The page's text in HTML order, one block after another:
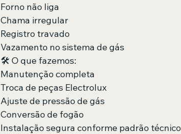
Forno não liga
Chama irregular
Registro travado
Vazamento no sistema de gás
🛠️ O que fazemos:
Manutenção completa
Troca de peças Electrolux
Ajuste de pressão de gás
Conversão de fogão
Instalação segura conforme padrão técnico